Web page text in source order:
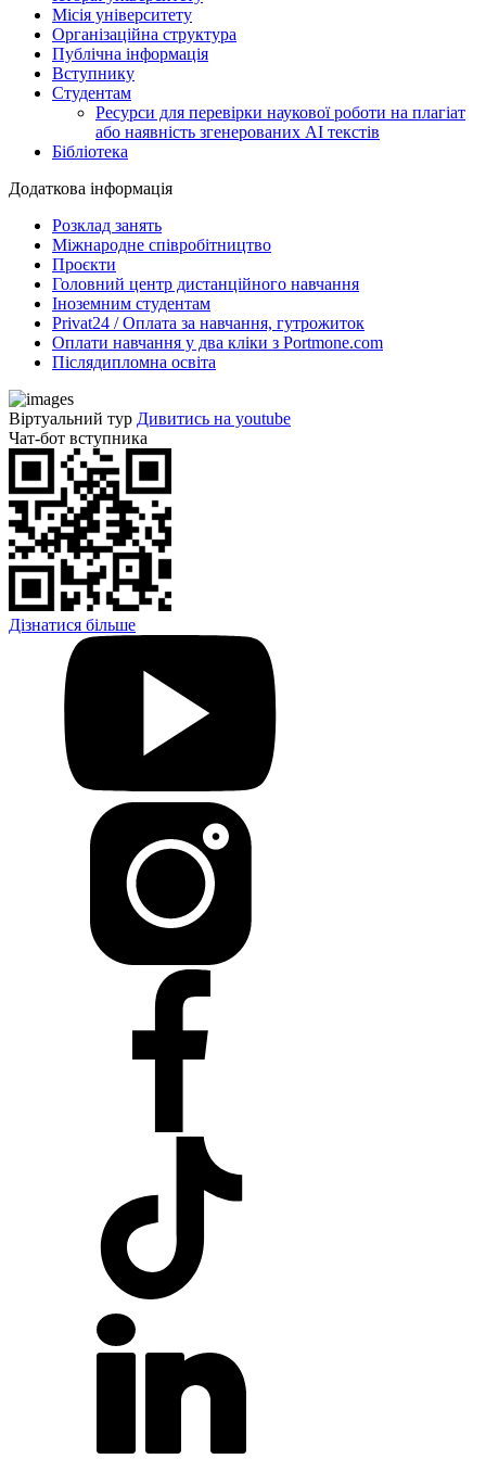
Місія університету
Організаційна структура
Публічна інформація
Вступнику
Студентам
Ресурси для перевірки наукової роботи на плагіат
або наявність згенерованих АІ текстів
Бібліотека
Додаткова інформація
Розклад занять
Міжнародне співробітництво
Проєкти
Головний центр дистанційного навчання
Іноземним студентам
Privat24 / Оплата за навчання, гутрожиток
Оплати навчання у два кліки з Portmone.com
Післядипломна освіта
Віртуальний тур Дивитись на youtube
Чат-бот вступника
Дізнатися більше